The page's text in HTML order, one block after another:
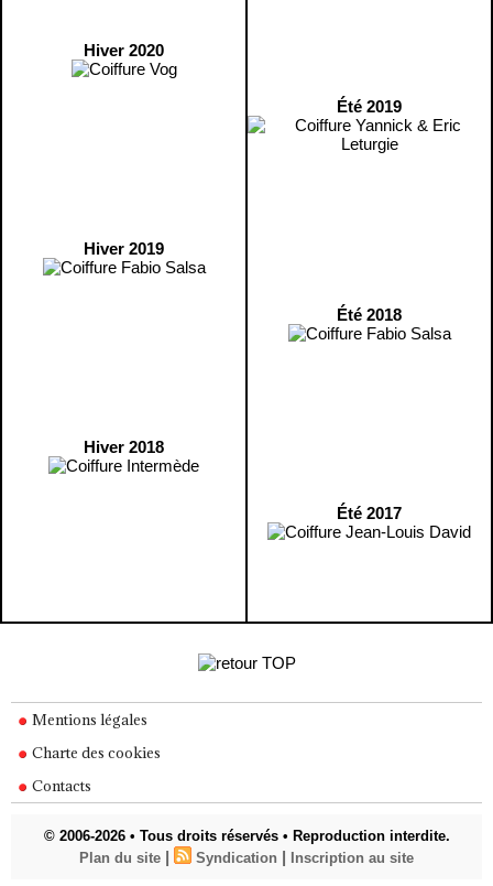
Hiver 2020
Hiver 2019
Hiver 2018
Été 2019
Été 2018
Été 2017
Mentions légales
Charte des cookies
Contacts
© 2006-2026 • Tous droits réservés • Reproduction interdite.
Plan du site | Syndication | Inscription au site